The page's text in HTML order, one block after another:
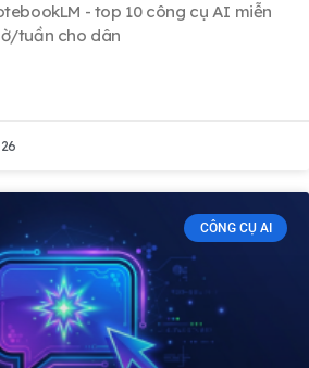
- top 10 công cụ AI miễn
tuần cho dân
CÔNG CỤ AI